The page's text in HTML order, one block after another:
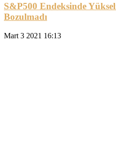
S&P500 Endeksinde
Bozulmadı
Mart 3 2021 16:13